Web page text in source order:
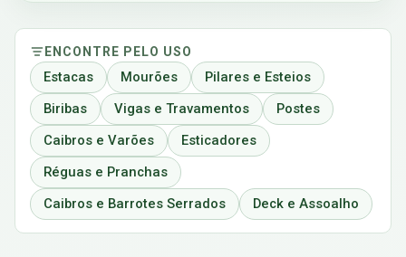
ENCONTRE PELO USO
Estacas Mourões
Pilares e Esteios
Biribas
Vigas e Travamentos
Postes
Caibros e Varões
Esticadores
Réguas e Pranchas
Caibros e Barrotes Serrados
Deck e Assoalho